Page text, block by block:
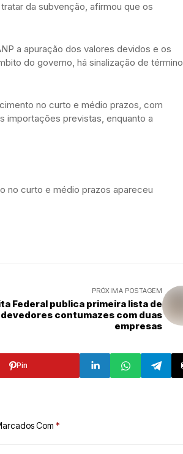
da subvenção, afirmou que os
a apuração dos valores devidos e os
do governo, há sinalização de término
no curto e médio prazos, com
importações previstas, enquanto a
no curto e médio prazos apareceu
PRÓXIMA POSTAGEM
Federal publica primeira lista de
devedores contumazes com duas
empresas
Pin
Com *